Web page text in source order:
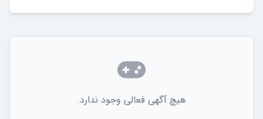
هیچ آگهی فعالی وجود ندارد.